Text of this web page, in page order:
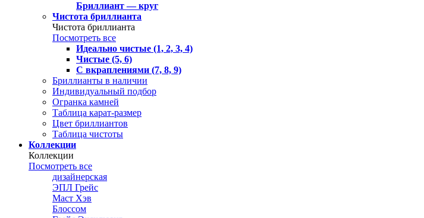
Бриллиант — круг
Чистота бриллианта
Чистота бриллианта
Посмотреть все
Идеально чистые (1, 2, 3, 4)
Чистые (5, 6)
С вкраплениями (7, 8, 9)
Бриллианты в наличии
Индивидуальный подбор
Огранка камней
Таблица карат-размер
Цвет бриллиантов
Таблица чистоты
Коллекции
Коллекции
Посмотреть все
дизайнерская
ЭПЛ Грейс
Маст Хэв
Блоссом